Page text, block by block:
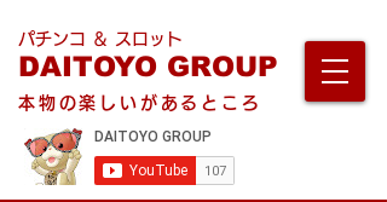
パチンコ ＆ スロット
DAITOYO GROUP
本物の楽しいがあるところ